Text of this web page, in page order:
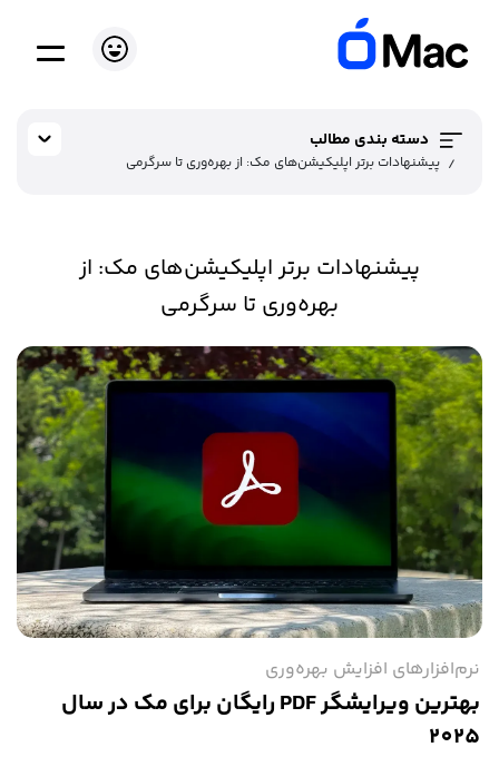
دسته بندی مطالب
پیشنهادات برتر اپلیکیشن‌های مک: از بهره‌وری تا سرگرمی
پیشنهادات برتر اپلیکیشن‌های مک: از
بهره‌وری تا سرگرمی
نرم‌افزارهای افزایش بهره‌وری
بهترین ویرایشگر PDF رایگان برای مک در سال
2025